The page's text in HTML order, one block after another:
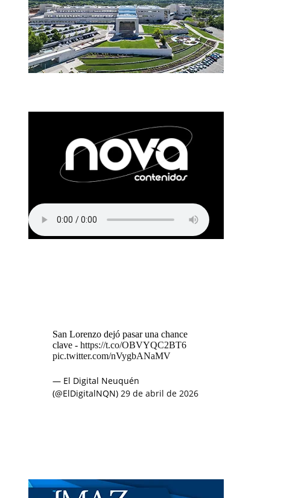
San Lorenzo dejó pasar una chance
clave - https://t.co/OBVYQC2BT6
pic.twitter.com/nVygbANaMV
— El Digital Neuquén
(@ElDigitalNQN) 29 de abril de 2026